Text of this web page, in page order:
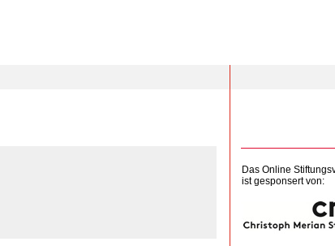
Das Online
ist gesponsert von: